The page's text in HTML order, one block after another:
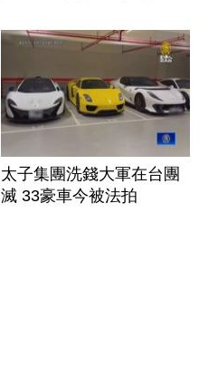
太子集團洗錢大軍在台團
滅 33豪車今被法拍